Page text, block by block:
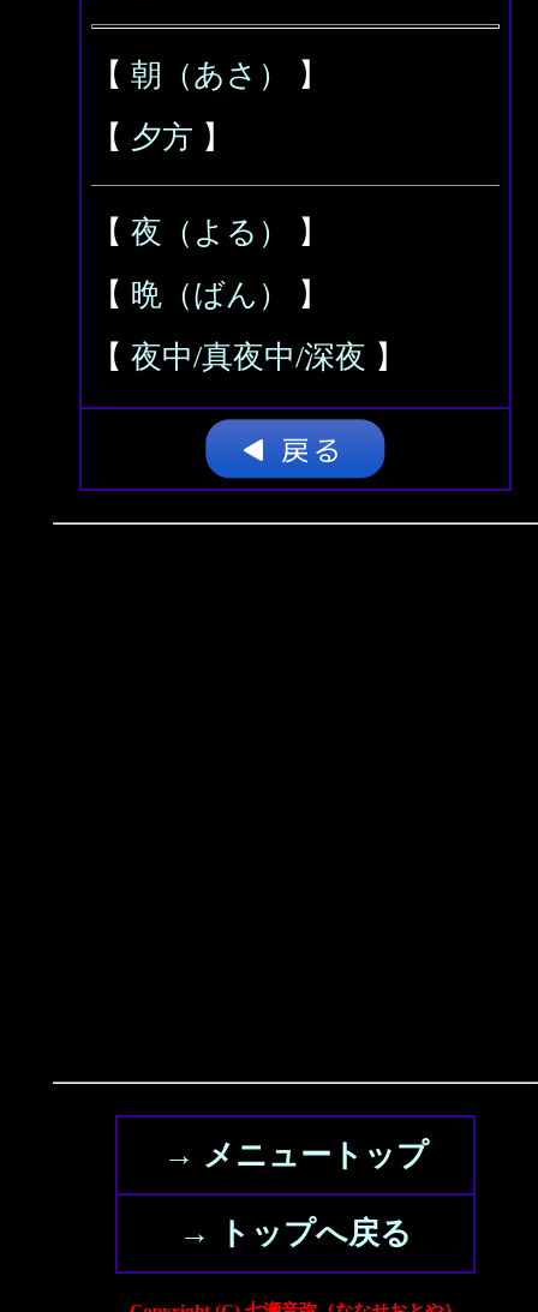
【 朝（あさ）
】
【 夕方 】
【 夜（よる）
】
【 晩（ばん）
】
【 夜中/真夜中/深夜 】
→ メニュートップ
→ トップへ戻る